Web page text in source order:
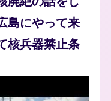
島にやって来
核兵器禁止条